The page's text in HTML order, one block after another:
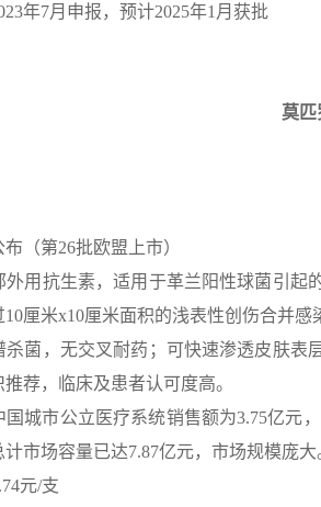
年7月申报，预计2025年1月获批
莫匹
（第26批欧盟上市）
外用抗生素，适用于革兰阳性球菌引起
厘米x10厘米面积的浅表性创伤合并感
杀菌，无交叉耐药；可快速渗透皮肤表
荐，临床及患者认可度高。
国城市公立医疗系统销售额为3.75亿元
市场容量已达7.87亿元，市场规模庞大
元/支